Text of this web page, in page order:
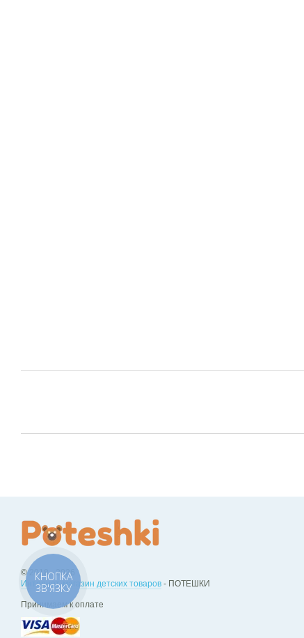
© 2018 - 2026
Интернет-магазин детских товаров - ПОТЕШКИ
Принимаем к оплате
КНОПКА
ЗВ'ЯЗКУ